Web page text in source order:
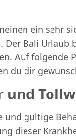
ein sehr
Bali Urlaub
Auf folgende
du dir
und
und gültige
dieser